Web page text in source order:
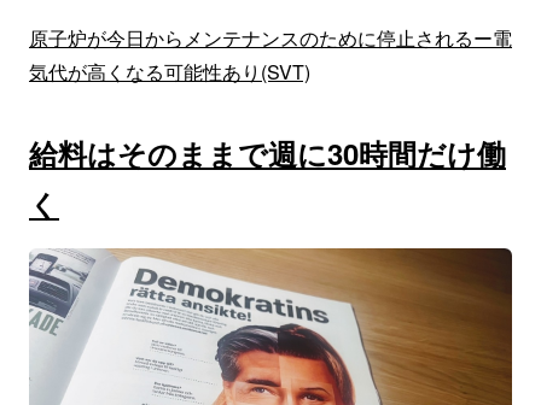
原子炉が今日からメンテナンスのために停止されるー電
気代が高くなる可能性あり(SVT)
給料はそのままで週に30時間だけ働
く